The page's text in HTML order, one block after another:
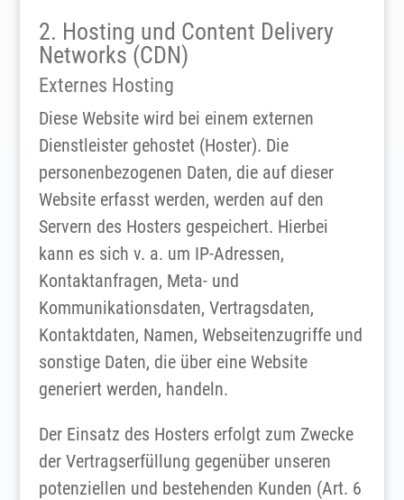
2. Hosting und Content Delivery
Networks (CDN)
Externes Hosting
Diese Website wird bei einem externen
Dienstleister gehostet (Hoster). Die
personenbezogenen Daten, die auf dieser
Website erfasst werden, werden auf den
Servern des Hosters gespeichert. Hierbei
kann es sich v. a. um IP-Adressen,
Kontaktanfragen, Meta- und
Kommunikationsdaten, Vertragsdaten,
Kontaktdaten, Namen, Webseitenzugriffe und
sonstige Daten, die über eine Website
generiert werden, handeln.
Der Einsatz des Hosters erfolgt zum Zwecke
der Vertragserfüllung gegenüber unseren
potenziellen und bestehenden Kunden (Art. 6